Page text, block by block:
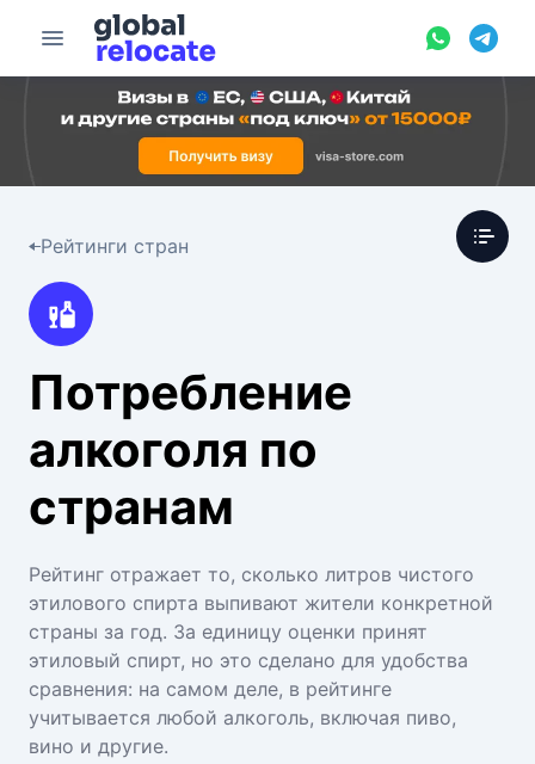
Рейтинги стран
Потребление
алкоголя по
странам
Рейтинг отражает то, сколько литров чистого
этилового спирта выпивают жители конкретной
страны за год. За единицу оценки принят
этиловый спирт, но это сделано для удобства
сравнения: на самом деле, в рейтинге
учитывается любой алкоголь, включая пиво,
вино и другие.